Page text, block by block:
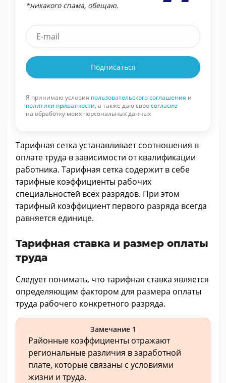
*никакого спама, обещаю.
Подписаться
Я принимаю условия пользовательского соглашения и
политики приватности, а также даю свое согласие
на обработку моих персональных данных
Тарифная сетка устанавливает соотношения в
оплате труда в зависимости от квалификации
работника. Тарифная сетка содержит в себе
тарифные коэффициенты рабочих
специальностей всех разрядов. При этом
тарифный коэффициент первого разряда всегда
равняется единице.
Тарифная ставка и размер оплаты
труда
Следует понимать, что тарифная ставка является
определяющим фактором для размера оплаты
труда рабочего конкретного разряда.
Замечание 1
Районные коэффициенты отражают
региональные различия в заработной
плате, которые связаны с условиями
жизни и труда.